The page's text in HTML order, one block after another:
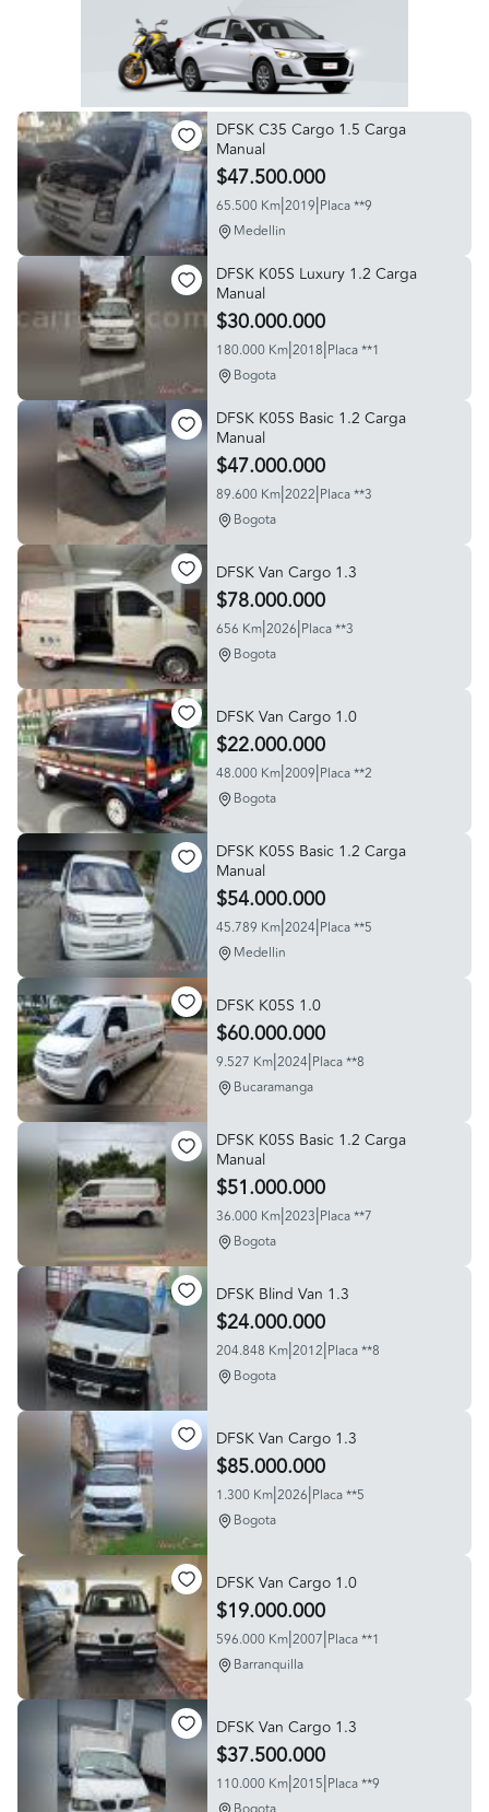
DFSK C35 Cargo 1.5 Carga
Manual
$47.500.000
65.500 Km|2019|Placa **9
Medellin
DFSK K05S Luxury 1.2 Carga
Manual
$30.000.000
180.000 Km|2018|Placa **1
Bogota
DFSK K05S Basic 1.2 Carga
Manual
$47.000.000
89.600 Km|2022|Placa **3
Bogota
DFSK Van Cargo 1.3
$78.000.000
656 Km|2026|Placa **3
Bogota
DFSK Van Cargo 1.0
$22.000.000
48.000 Km|2009|Placa **2
Bogota
DFSK K05S Basic 1.2 Carga
Manual
$54.000.000
45.789 Km|2024|Placa **5
Medellin
DFSK K05S 1.0
$60.000.000
9.527 Km|2024|Placa **8
Bucaramanga
DFSK K05S Basic 1.2 Carga
Manual
$51.000.000
36.000 Km|2023|Placa **7
Bogota
DFSK Blind Van 1.3
$24.000.000
204.848 Km|2012|Placa **8
Bogota
DFSK Van Cargo 1.3
$85.000.000
1.300 Km|2026|Placa **5
Bogota
DFSK Van Cargo 1.0
$19.000.000
596.000 Km|2007|Placa **1
Barranquilla
DFSK Van Cargo 1.3
$37.500.000
110.000 Km|2015|Placa **9